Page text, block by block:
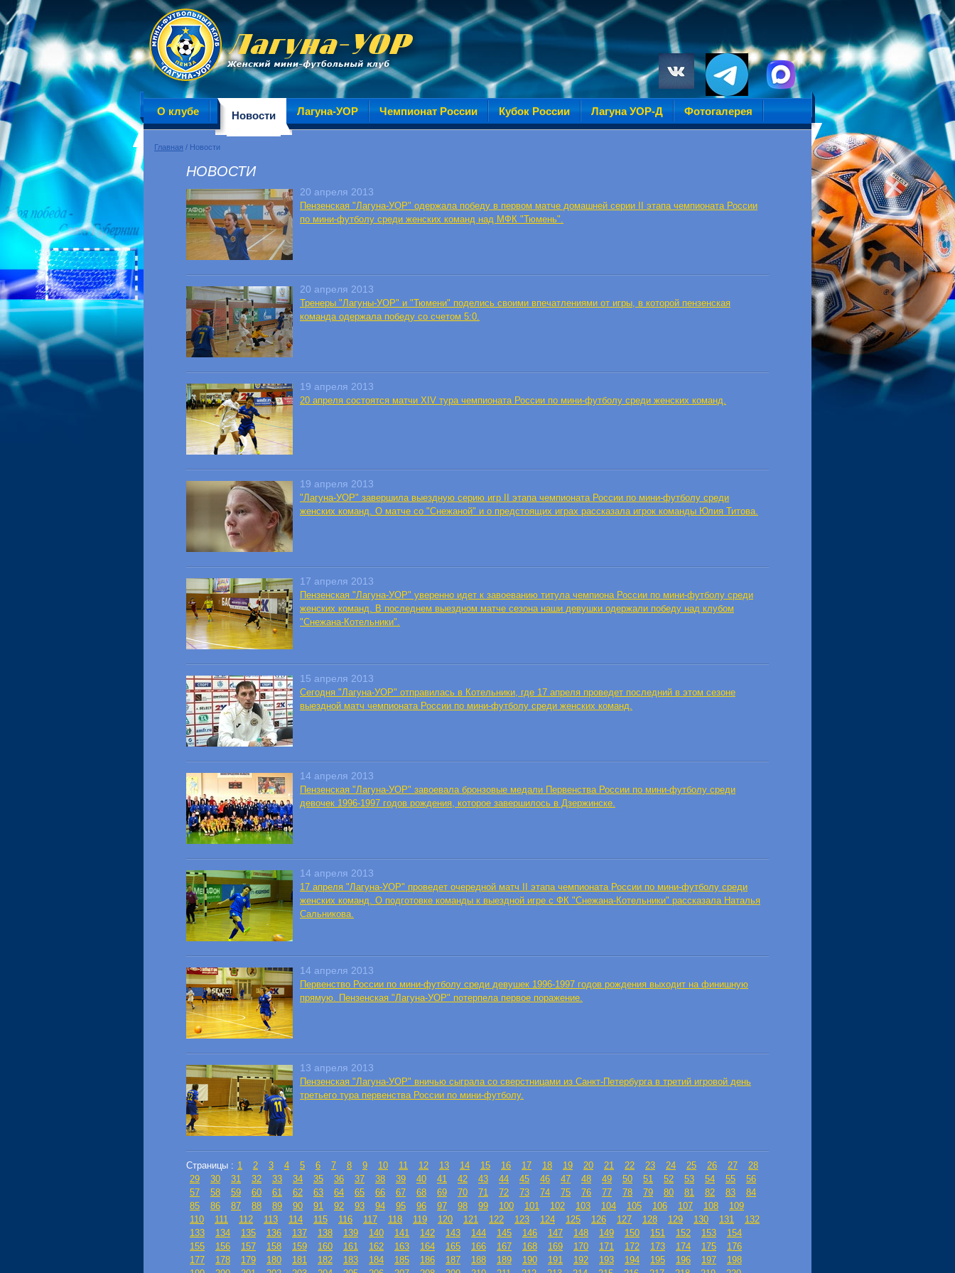
О клубе Новости Лагуна-УОР Чемпионат России Кубок России Лагуна УОР-Д Фотогалерея
Главная / Новости
НОВОСТИ
20 апреля 2013
Пензенская "Лагуна-УОР" одержала победу в первом матче домашней серии II этапа чемпионата России
по мини-футболу среди женских команд над МФК "Тюмень".
20 апреля 2013
Тренеры "Лагуны-УОР" и "Тюмени" поделись своими впечатлениями от игры, в которой пензенская
команда одержала победу со счетом 5:0.
19 апреля 2013
20 апреля состоятся матчи XIV тура чемпионата России по мини-футболу среди женских команд.
19 апреля 2013
"Лагуна-УОР" завершила выездную серию игр II этапа чемпионата России по мини-футболу среди
женских команд. О матче со "Снежаной" и о предстоящих играх рассказала игрок команды Юлия Титова.
17 апреля 2013
Пензенская "Лагуна-УОР" уверенно идет к завоеванию титула чемпиона России по мини-футболу среди
женских команд. В последнем выездном матче сезона наши девушки одержали победу над клубом
"Снежана-Котельники".
15 апреля 2013
Сегодня "Лагуна-УОР" отправилась в Котельники, где 17 апреля проведет последний в этом сезоне
выездной матч чемпионата России по мини-футболу среди женских команд.
14 апреля 2013
Пензенская "Лагуна-УОР" завоевала бронзовые медали Первенства России по мини-футболу среди
девочек 1996-1997 годов рождения, которое завершилось в Дзержинске.
14 апреля 2013
17 апреля "Лагуна-УОР" проведет очередной матч II этапа чемпионата России по мини-футболу среди
женских команд. О подготовке команды к выездной игре с ФК "Снежана-Котельники" рассказала Наталья
Сальникова.
14 апреля 2013
Первенство России по мини-футболу среди девушек 1996-1997 годов рождения выходит на финишную
прямую. Пензенская "Лагуна-УОР" потерпела первое поражение.
13 апреля 2013
Пензенская "Лагуна-УОР" вничью сыграла со сверстницами из Санкт-Петербурга в третий игровой день
третьего тура первенства России по мини-футболу.
Страницы : 1 2 3 4 5 6 7 8 9 10 11 12 13 14 15 16 17 18 19 20 21 22 23 24 25 26 27
28
29
30 31 32 33 34 35 36 37 38 39 40 41 42 43 44 45 46 47 48 49 50 51 52 53 54 55
56
57
58 59 60 61 62 63 64 65 66 67 68 69 70 71 72 73 74 75 76 77 78 79 80 81 82 83
84
85
86 87 88 89 90 91 92 93 94 95 96 97 98 99 100 101 102 103 104 105 106 107 108
109
110
111 112 113 114 115 116 117 118 119 120 121 122 123 124 125 126 127 128 129 130 131
132
133
134 135 136 137 138 139 140 141 142 143 144 145 146 147 148 149 150 151 152 153
154
155
156 157 158 159 160 161 162 163 164 165 166 167 168 169 170 171 172 173 174 175
176
177
178 179 180 181 182 183 184 185 186 187 188 189 190 191 192 193 194 195 196 197
198